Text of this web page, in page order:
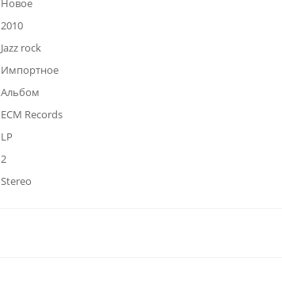
Новое
2010
Jazz rock
Импортное
Альбом
ECM Records
LP
2
Stereo